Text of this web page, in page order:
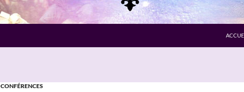
CONFÉRENCES